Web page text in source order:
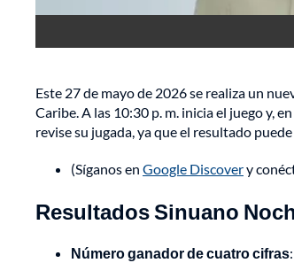
Este 27 de mayo de 2026 se realiza un
Caribe. A las 10:30 p. m. inicia el juego y,
revise su jugada, ya que el resultado
(Síganos en Google Discovery
Resultados Sinuano
Número ganador de cuatro cifras